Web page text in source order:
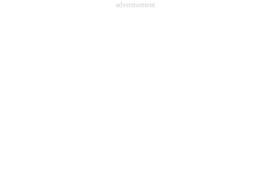
advertisement